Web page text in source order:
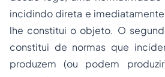
incidindo direta e
lhe constitui o objeto. O
constitui de normas que
produzem (ou podem